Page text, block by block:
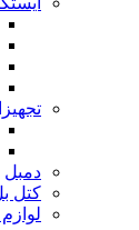
دمبل
کتل